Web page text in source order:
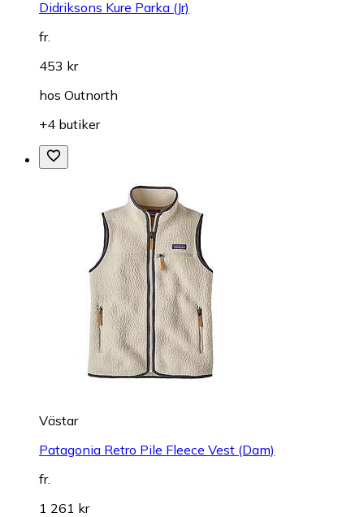
Didriksons Kure Parka (Jr)
fr.
453 kr
hos Outnorth
+4 butiker
Västar
Patagonia Retro Pile Fleece Vest (Dam)
fr.
1 261 kr